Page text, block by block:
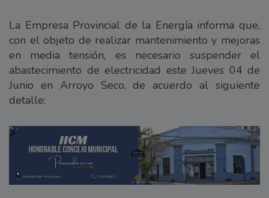
La Empresa Provincial de la Energía informa que,
con el objeto de realizar mantenimiento y mejoras
en media tensión, es necesario suspender el
abastecimiento de electricidad este Jueves 04 de
Junio en Arroyo Seco, de acuerdo al siguiente
detalle: